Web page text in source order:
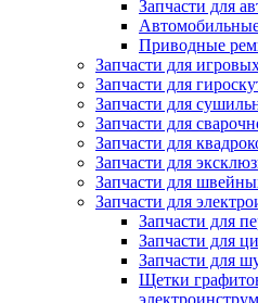
Запчасти для
Приводные
Запчасти для
Запчасти для
Запчасти для
Запчасти для
Запчасти для
Запчасти для
Запчасти для
Запчасти для
Запчасти для
Запчасти для
Запчасти для
Щетки